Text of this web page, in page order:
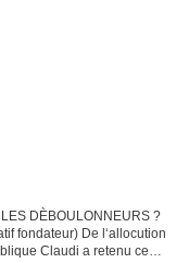
DÈBOULONNEURS ?
fondateur) De l‘allocution
Claudi a retenu ce